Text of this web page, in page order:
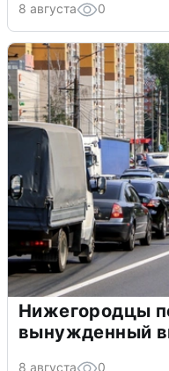
8 августа 0
Нижегородцы
вынужденный
8 августа 0